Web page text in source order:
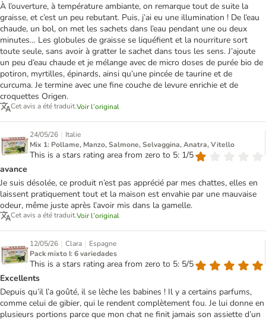
À l’ouverture, à température ambiante, on remarque tout de suite la
graisse, et c’est un peu rebutant. Puis, j’ai eu une illumination ! De l’eau
chaude, un bol, on met les sachets dans l’eau pendant une ou deux
minutes… Les globules de graisse se liquéfient et la nourriture sort
toute seule, sans avoir à gratter le sachet dans tous les sens. J’ajoute
un peu d’eau chaude et je mélange avec de micro doses de purée bio de
potiron, myrtilles, épinards, ainsi qu’une pincée de taurine et de
curcuma. Je termine avec une fine couche de levure enrichie et de
croquettes Origen.
Cet avis a été traduit.Voir l’original
24/05/26 | Italie
Mix 1: Pollame, Manzo, Salmone, Selvaggina, Anatra, Vitello
This is a stars rating area from zero to 5: 1/5
avance
Je suis désolée, ce produit n’est pas apprécié par mes chattes, elles en
laissent pratiquement tout et la maison est envahie par une mauvaise
odeur, même juste après l’avoir mis dans la gamelle.
Cet avis a été traduit.Voir l’original
12/05/26 | Clara | Espagne
Pack mixto I: 6 variedades
This is a stars rating area from zero to 5: 5/5
Excellents
Depuis qu’il l’a goûté, il se lèche les babines ! Il y a certains parfums,
comme celui de gibier, qui le rendent complètement fou. Je lui donne en
plusieurs portions parce que mon chat ne finit jamais son assiette d’un